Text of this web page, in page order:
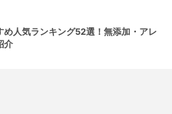
め人気ランキング52選！無添加・アレ
介